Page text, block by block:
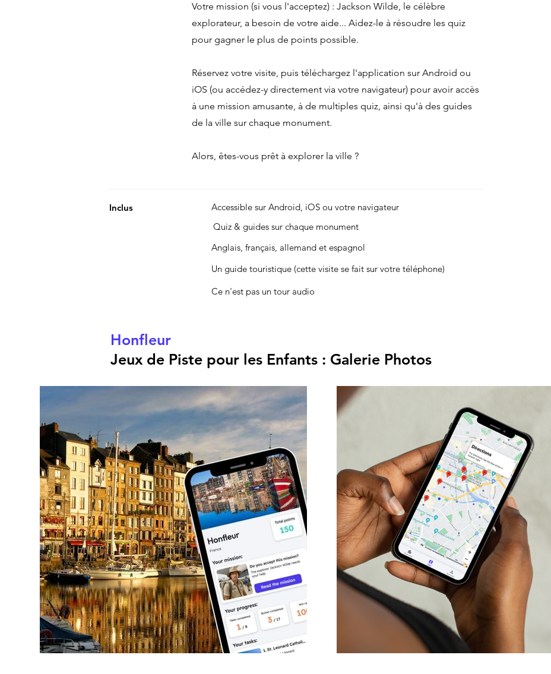
Votre mission (si vous l'acceptez) : Jackson Wilde, le célèbre
explorateur, a besoin de votre aide... Aidez-le à résoudre les quiz
pour gagner le plus de points possible.
Réservez votre visite, puis téléchargez l'application sur Android ou
iOS (ou accédez-y directement via votre navigateur) pour avoir accès
à une mission amusante, à de multiples quiz, ainsi qu'à des guides
de la ville sur chaque monument.
Alors, êtes-vous prêt à explorer la ville ?
Inclus
Accessible sur Android, iOS ou votre navigateur
Quiz & guides sur chaque monument
Anglais, français, allemand et espagnol
Un guide touristique (cette visite se fait sur votre téléphone)
Ce n'est pas un tour audio
Honfleur
Jeux de Piste pour les Enfants : Galerie Photos